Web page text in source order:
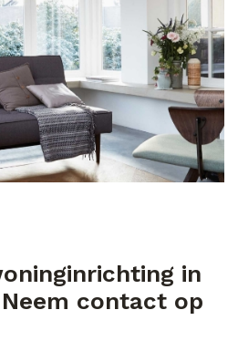
in
contact op